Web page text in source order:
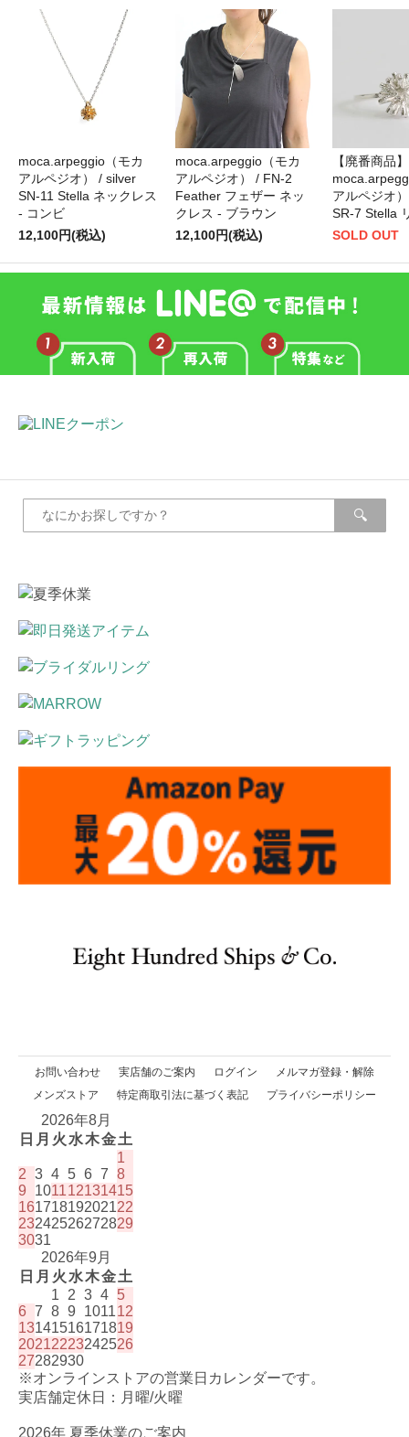
moca.arpeggio（モカ
アルペジオ） / silver
SN-11 Stella ネックレス
- コンビ
12,100円(税込)
moca.arpeggio（モカ
アルペジオ） / FN-2
Feather フェザー ネッ
クレス - ブラウン
12,100円(税込)
【廃番商品】
アルペジオ
SR-7 Stella
SOLD OUT
お問い合わせ 実店舗のご案内 ログイン
メルマガ登録・解除
メンズストア
特定商取引法に基づく表記 プライバシーポリシー
2026年8月
日 月 火 水木金土
1
2 3 4 5 6 7 8
9
101112131415
16171819202122
23242526272829
3031
2026年9月
日 月 火 水木金土
1
2 3 4 5
6 7 8 9 101112
13141516171819
20212223242526
27282930
※オンラインストアの営業日カレンダーです。
実店舗定休日：月曜/火曜
2026年 夏季休業のご案内